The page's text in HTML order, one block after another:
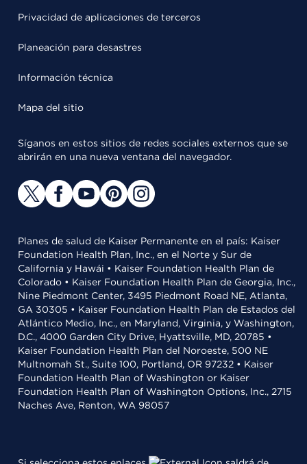
Privacidad de aplicaciones de terceros
Planeación para desastres
Información técnica
Mapa del sitio
Síganos en estos sitios de redes sociales externos que se
abrirán en una nueva ventana del navegador.
Planes de salud de Kaiser Permanente en el país: Kaiser
Foundation Health Plan, Inc., en el Norte y Sur de
California y Hawái • Kaiser Foundation Health Plan de
Colorado • Kaiser Foundation Health Plan de Georgia, Inc.,
Nine Piedmont Center, 3495 Piedmont Road NE, Atlanta,
GA 30305 • Kaiser Foundation Health Plan de Estados del
Atlántico Medio, Inc., en Maryland, Virginia, y Washington,
D.C., 4000 Garden City Drive, Hyattsville, MD, 20785 •
Kaiser Foundation Health Plan del Noroeste, 500 NE
Multnomah St., Suite 100, Portland, OR 97232 • Kaiser
Foundation Health Plan of Washington or Kaiser
Foundation Health Plan of Washington Options, Inc., 2715
Naches Ave, Renton, WA 98057